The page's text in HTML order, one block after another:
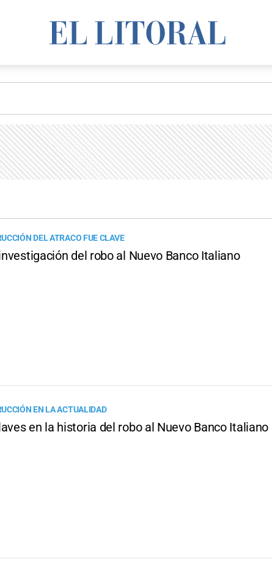
DEL ATRACO FUE CLAVE
del robo al Nuevo Banco Italiano
EN LA ACTUALIDAD
en la historia del robo al Nuevo Banco Italiano